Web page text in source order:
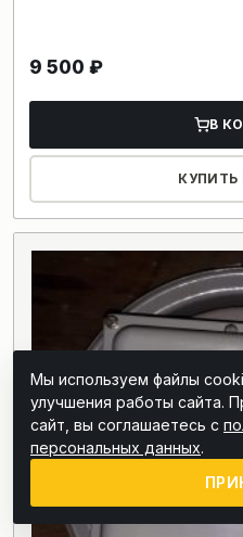
9 500 ₽
В
КУПИТЬ
Мы используем файлы
улучшения работы сайта.
сайт, вы соглашаетесь с
персональных данных.